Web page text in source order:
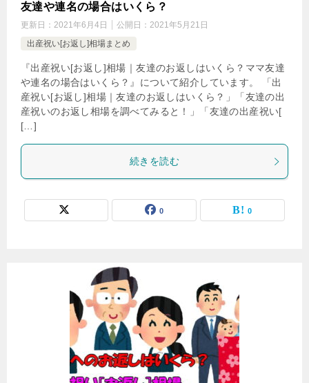
友達や連名の場合はいくら？
更新日： 2021年6月4日 公開日： 2021年5月21日
出産祝い[お返し]相場まとめ
『出産祝い[お返し]相場｜友達のお返しはいくら？ママ友達
や連名の場合はいくら？』について紹介しています。 「出
産祝い[お返し]相場｜友達のお返しはいくら？」「友達の出
産祝いのお返し相場を調べてみると！」「友達の出産祝い[
[…]
続きを読む
0 0